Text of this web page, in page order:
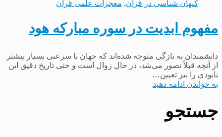
کیهان شناسی در قرآن, معجزات علمی قرآن
مفهوم ابدیت در سوره مبارکه هود
دانشمندان به تازگی متوجه شده‌اند که جهان با سرعتی بسیار بیشتر
از آنچه قبلاً تصور می‌شد، در حال زوال است و حتی تاریخ دقیق این
نابودی را نیز تعیین...
به خواندن ادامه دهید
جستجو